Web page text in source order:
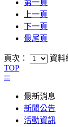
第一頁
上一頁
下一頁
最尾頁
頁次：
資料
TOP
:::
最新消息
新聞公告
活動資訊